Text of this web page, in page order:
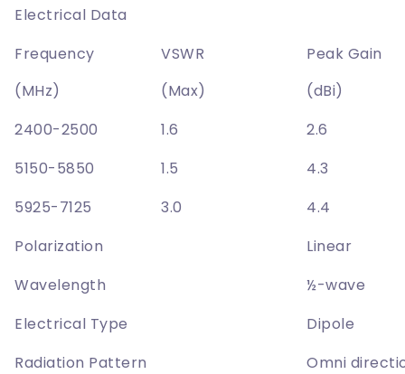
Electrical Data
Frequency
(MHz)
VSWR
(Max)
Peak Gain
(dBi)
2400-2500
1.6
2.6
5150-5850
1.5
4.3
5925-7125
3.0
4.4
Polarization
Linear
Wavelength
½-wave
Electrical Type
Dipole
Radiation Pattern
Omni